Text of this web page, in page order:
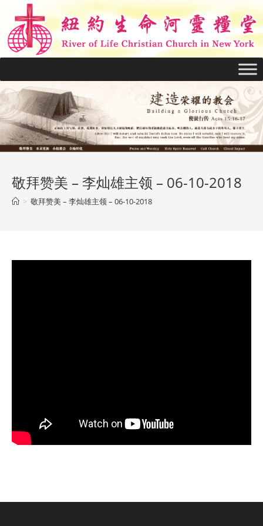
敬拜赞美 – 李灿雄主领 – 06-10-2018
> 敬拜赞美 – 李灿雄主领 – 06-10-2018